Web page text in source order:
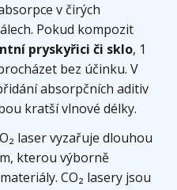
v čirých
Pokud kompozit
pryskyřici či sklo, 1
bez účinku. V
absorpčních aditiv
kratší vlnové délky.
laser vyzařuje dlouhou
kterou výborně
CO₂ lasery jsou